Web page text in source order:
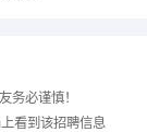
务必谨慎！
看到该招聘信息